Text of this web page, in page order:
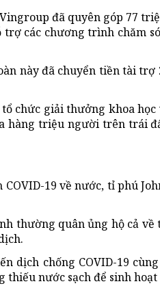
đã quyên góp 77
trợ các chương trình chăm
này đã chuyển tiền tài trợ
chức giải thưởng khoa học
hàng triệu người trên trái
19 về nước, tỉ phú
thường quân ủng hộ cả về
dịch chống COVID-19
nước sạch để sinh